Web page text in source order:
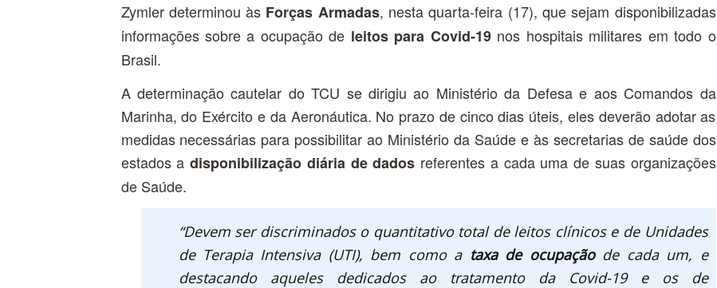
Zymler determinou às Forças Armadas, nesta quarta-feira (17), que sejam disponibilizadas
informações sobre a ocupação de leitos para Covid-19nos hospitais militares em todo o
Brasil.
A determinação cautelar do TCU se dirigiu ao Ministério da Defesa e aos Comandos da
Marinha, do Exército e da Aeronáutica. No prazo de cinco dias úteis, eles deverão adotar as
medidas necessárias para possibilitar ao Ministério da Saúde e às secretarias de saúde dos
estados a disponibilização diária de dados referentes a cada uma de suas organizações
de Saúde.
“Devem ser discriminados o quantitativo total de leitos clínicos e de Unidades
de Terapia Intensiva (UTI), bem como ataxa de ocupação de cada um, e
destacando aqueles dedicados ao tratamento da Covid-19 e os de